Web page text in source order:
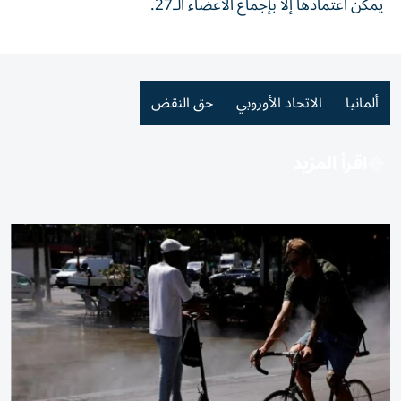
ألمانيا الاتحاد الأوروبي حق النقض